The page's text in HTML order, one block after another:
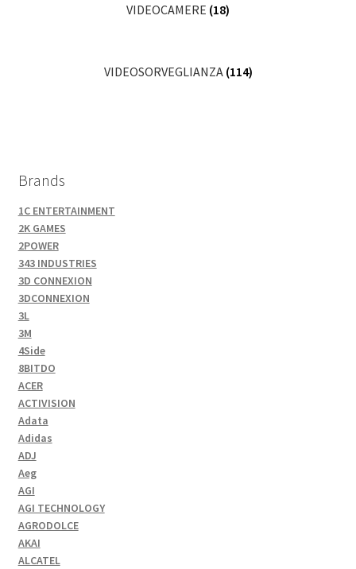
VIDEOCAMERE (18)
VIDEOSORVEGLIANZA (114)
Brands
1C ENTERTAINMENT
2K GAMES
2POWER
343 INDUSTRIES
3D CONNEXION
3DCONNEXION
3L
3M
4Side
8BITDO
ACER
ACTIVISION
Adata
Adidas
ADJ
Aeg
AGI
AGI TECHNOLOGY
AGRODOLCE
AKAI
ALCATEL